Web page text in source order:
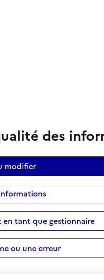
des
modifier
en tant que gestionnaire
ou une erreur